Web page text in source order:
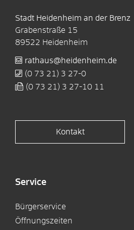
Stadt Heidenheim an der Brenz
Grabenstraße 15
89522 Heidenheim
rathaus@heidenheim.de
(0 73 21) 3 27-0
(0 73 21) 3 27-10 11
Kontakt
Service
Bürgerservice
Öffnungszeiten